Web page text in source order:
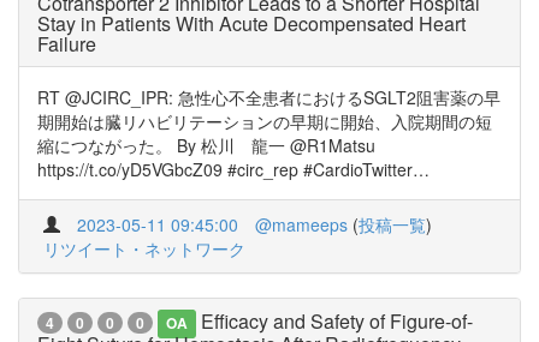
Stay in Patients With Acute Decompensated Heart
Failure
RT @JCIRC_IPR: 急性心不全患者におけるSGLT2阻害薬の早
期開始は臓リハビリテーションの早期に開始、入院期間の短
縮につながった。 By 松川 龍一 @R1Matsu
https://t.co/yD5VGbcZ09 #circ_rep #CardioTwitter…
2023-05-11 09:45:00 @mameeps (投稿一覧)
リツイート・ネットワーク
4 0 0 0 OA
Efficacy and Safety of Figure-of-